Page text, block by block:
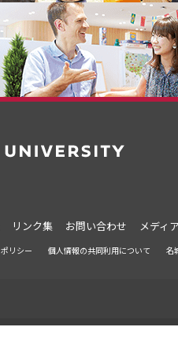
リンク集 お問い合わせ メディ
ポリシー 個人情報の共同利用について 名